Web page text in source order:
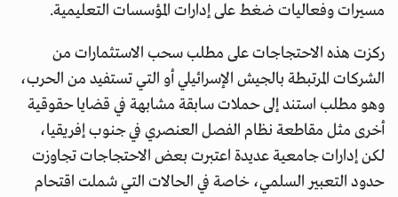
مسيرات وفعاليات ضغط على إدارات المؤسسات التعليمية.
ركزت هذه الاحتجاجات على مطلب سحب الاستثمارات من
الشركات المرتبطة بالجيش الإسرائيلي أو التي تستفيد من الحرب،
وهو مطلب استند إلى حملات سابقة مشابهة في قضايا حقوقية
أخرى مثل مقاطعة نظام الفصل العنصري في جنوب إفريقيا،
لكن إدارات جامعية عديدة اعتبرت بعض الاحتجاجات تجاوزت
حدود التعبير السلمي، خاصة في الحالات التي شملت اقتحام